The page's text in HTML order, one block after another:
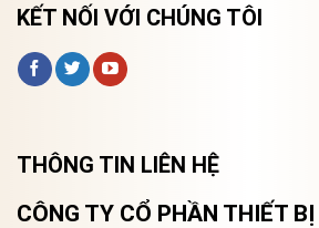
KẾT NỐI VỚI CHÚNG TÔI
THÔNG TIN LIÊN HỆ
CÔNG TY CỔ PHẦN THIẾT